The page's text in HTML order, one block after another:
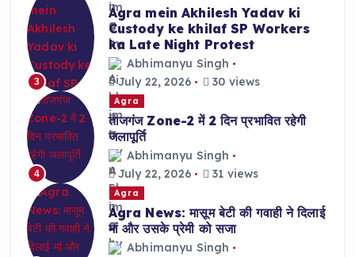
3
Agra mein Akhilesh Yadav ki
Custody ke khilaf SP Workers
ka Late Night Protest
Abhimanyu Singh
July 22, 2026
30 views
4
Agra
ताजगंज Zone-2 में 2 दिन प्रभावित रहेगी
जलापूर्ति
Abhimanyu Singh
July 22, 2026
31 views
Agra
Agra News: मासूम बेटी की गवाही ने दिलाई
मां और उसके प्रेमी को सजा
Abhimanyu Singh